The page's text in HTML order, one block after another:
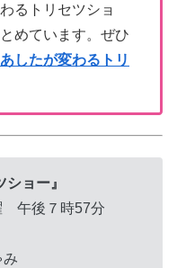
るトリセツショ
めています。ぜひ
あしたが変わるトリ
ョー』
後７時57分
み